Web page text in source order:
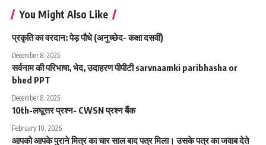
You Might Also Like
प्रकृति का वरदान: पेड़ पौधे (अनुच्छेद- कक्षा दसवीं)
December 8, 2025
सर्वनाम की परिभाषा, भेद, उदाहरण पीपीटी sarvnaamki paribhasha or
bhed PPT
December 8, 2025
10th-लघूत्तर प्रश्न- CWSN प्रश्न बैंक
February 10, 2026
आपको आपके पुराने मित्र का चार साल बाद पत्र मिला। उसके पत्र का जवाब देते